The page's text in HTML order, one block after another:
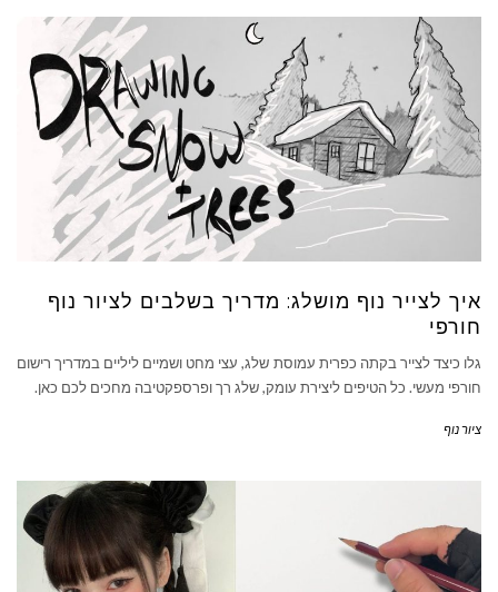
איך לצייר נוף מושלג: מדריך בשלבים לציור נוף
חורפי
גלו כיצד לצייר בקתה כפרית עמוסת שלג, עצי מחט ושמיים ליליים במדריך רישום
חורפי מעשי. כל הטיפים ליצירת עומק, שלג רך ופרספקטיבה מחכים לכם כאן.
ציור נוף